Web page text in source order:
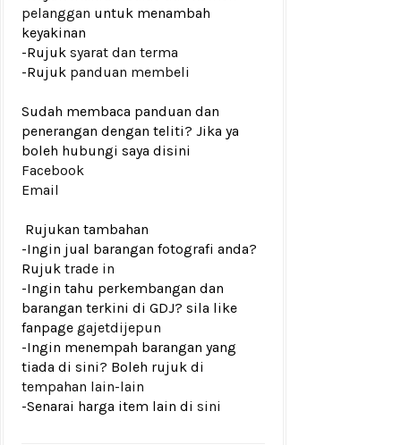
pelanggan untuk menambah
keyakinan
-Rujuk syarat dan terma
-Rujuk panduan membeli
Sudah membaca panduan dan
penerangan dengan teliti? Jika ya
boleh hubungi saya disini
Facebook
Email
Rujukan tambahan
-Ingin jual barangan fotografi anda?
Rujuk trade in
-Ingin tahu perkembangan dan
barangan terkini di GDJ? sila like
fanpage gajetdijepun
-Ingin menempah barangan yang
tiada di sini? Boleh rujuk di
tempahan lain-lain
-Senarai harga item lain di sini